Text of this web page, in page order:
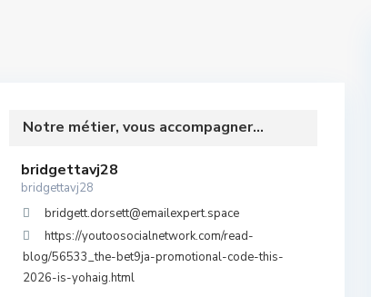
Notre métier, vous accompagner...
bridgettavj28
bridgettavj28
bridgett.dorsett@emailexpert.space
https://youtoosocialnetwork.com/read-
blog/56533_the-bet9ja-promotional-code-this-
2026-is-yohaig.html